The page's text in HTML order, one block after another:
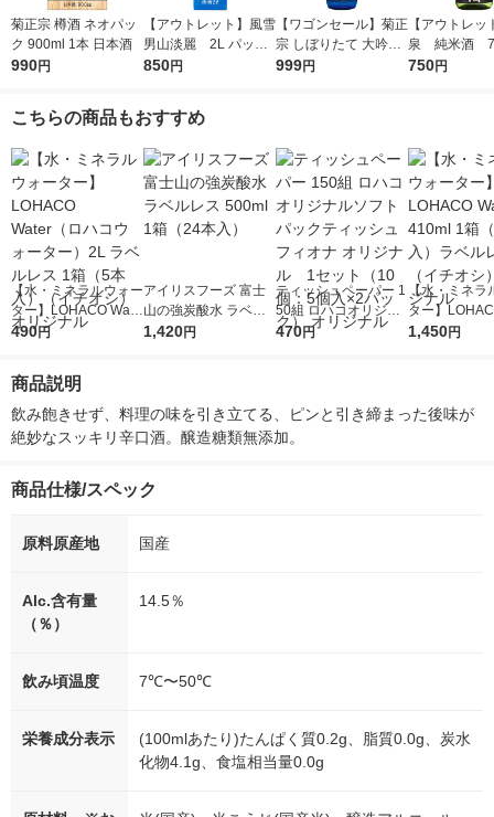
菊正宗 樽酒 ネオパッ
ク 900ml 1本 日本酒
990円
【アウトレット】風雪
男山淡麗 2L パック
1本 東亜酒造 日本酒
850円
【ワゴンセール】菊正
宗 しぼりたて 大吟醸
720ml 1本 日本酒
999円
【アウトレッ
泉 純米酒
本 東亜酒造
750円
こちらの商品もおすすめ
【水・ミネラルウォー
ター】LOHACO Wate
r（ロハコウォータ
シ） オリジナル
490円
アイリスフーズ 富士
山の強炭酸水 ラベル
レス 500ml 1箱（24
1,420円
ティッシュペーパー 1
50組 ロハコオリジナ
ルソフトパックティッ
オリジナル
470円
【水・ミネラ
ター】
r 410ml 1箱（
1,450円
商品説明
飲み飽きせず、料理の味を引き立てる、ピンと引き締まった後味が
絶妙なスッキリ辛口酒。醸造糖類無添加。
商品仕様/スペック
原料原産地 国産
Alc.含有量
（％）
14.5％
飲み頃温度 7℃〜50℃
栄養成分表示
(100mlあたり)たんぱく質0.2g、脂質0.0g、炭水
化物4.1g、食塩相当量0.0g